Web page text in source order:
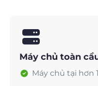
Máy chủ toàn
Máy chủ tại hơn